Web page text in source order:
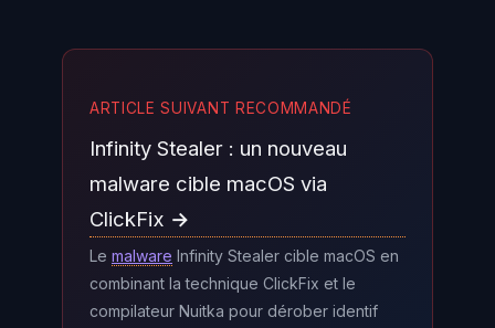
ARTICLE SUIVANT RECOMMANDÉ
Infinity Stealer : un nouveau
malware cible macOS via
ClickFix →
Le malware Infinity Stealer cible macOS en
combinant la technique ClickFix et le
compilateur Nuitka pour dérober identif